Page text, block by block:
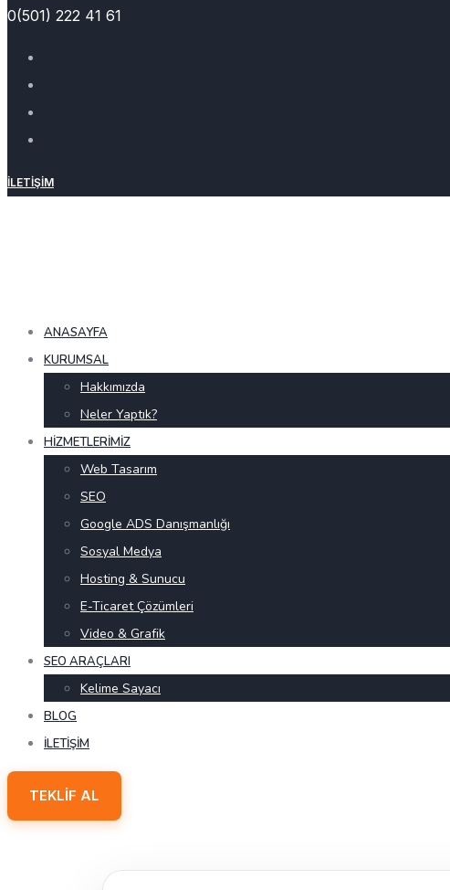
0(501) 222 41 61
İLETIŞIM
ANASAYFA
KURUMSAL
Hakkımızda
Neler Yaptık?
HIZMETLERIMIZ
Web Tasarım
SEO
Google ADS Danışmanlığı
Sosyal Medya
Hosting & Sunucu
E-Ticaret Çözümleri
Video & Grafik
SEO ARAÇLARI
Kelime Sayacı
BLOG
İLETIŞIM
TEKLIF AL